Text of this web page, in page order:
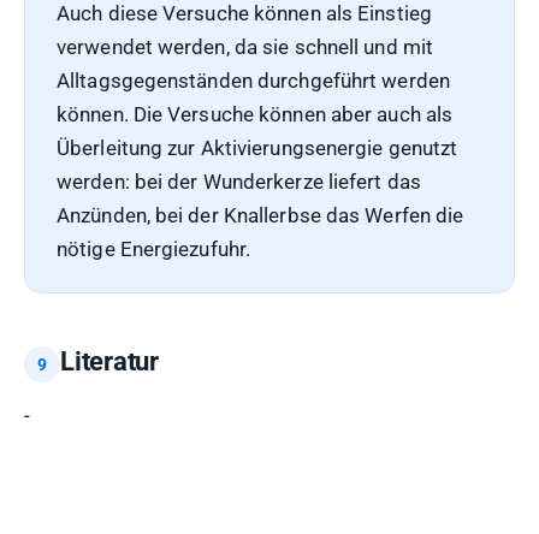
Auch diese Versuche können als Einstieg
verwendet werden, da sie schnell und mit
Alltagsgegenständen durchgeführt werden
können. Die Versuche können aber auch als
Überleitung zur Aktivierungsenergie genutzt
werden: bei der Wunderkerze liefert das
Anzünden, bei der Knallerbse das Werfen die
nötige Energiezufuhr.
Literatur
-